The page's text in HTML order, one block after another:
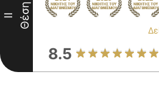
II Θέση
8.5